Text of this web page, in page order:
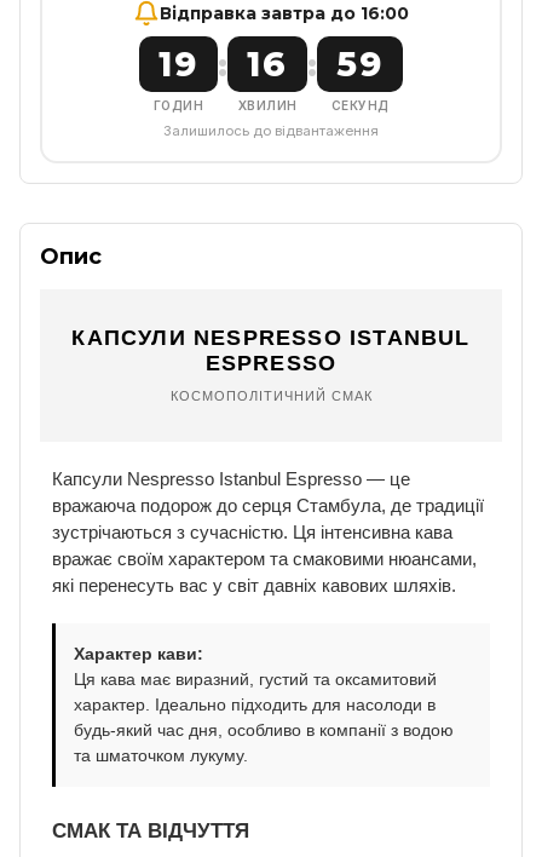
Відправка завтра до 16:00
19
ГОДИН
: 16
ХВИЛИН
: 58
СЕКУНД
Залишилось до відвантаження
Опис
КАПСУЛИ NESPRESSO ISTANBUL
ESPRESSO
КОСМОПОЛІТИЧНИЙ СМАК
Капсули Nespresso Istanbul Espresso — це
вражаюча подорож до серця Стамбула, де традиції
зустрічаються з сучасністю. Ця інтенсивна кава
вражає своїм характером та смаковими нюансами,
які перенесуть вас у світ давніх кавових шляхів.
Характер кави:
Ця кава має виразний, густий та оксамитовий
характер. Ідеально підходить для насолоди в
будь-який час дня, особливо в компанії з водою
та шматочком лукуму.
СМАК ТА ВІДЧУТТЯ